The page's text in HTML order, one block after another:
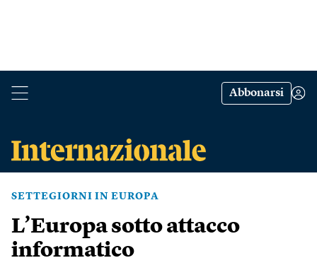
Abbonarsi
SETTEGIORNI IN EUROPA
L’Europa sotto attacco
informatico